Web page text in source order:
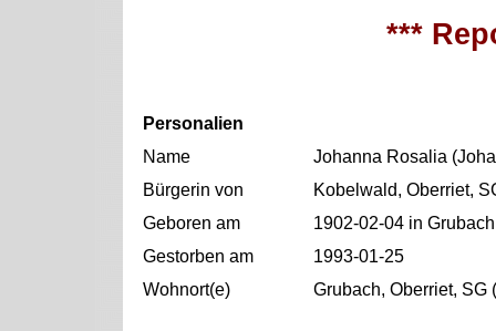
***
Personalien
Name
Johanna Rosalia
Bürgerin von
Kobelwald, Oberriet,
Geboren am
1902-02-04 in
Gestorben am
1993-01-25
Wohnort(e)
Grubach, Oberriet, SG